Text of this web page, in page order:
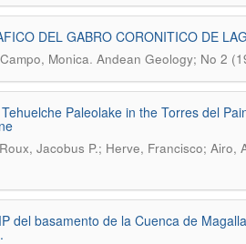
DEL GABRO CORONITICO DE
Monica. Andean Geology; No 2
Paleolake in the Torres del
Jacobus P.; Herve, Francisco; Airo,
del basamento de la Cuenca de